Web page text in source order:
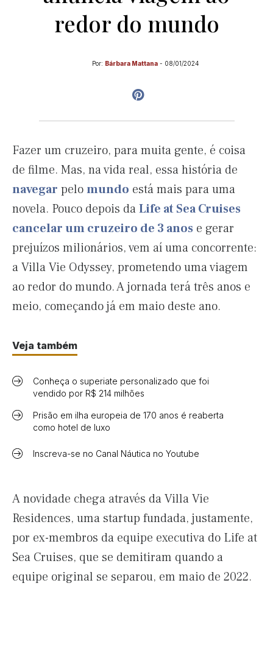
redor do mundo
Por: Bárbara Mattana - 08/01/2024
Fazer um cruzeiro, para muita gente, é coisa
de filme. Mas, na vida real, essa história de
navegar pelomundo está mais para uma
novela. Pouco depois daLife at Sea Cruises
cancelar um cruzeiro de 3 anos e gerar
prejuízos milionários, vem aí uma concorrente:
a Villa Vie Odyssey, prometendo uma viagem
ao redor do mundo. A jornada terá três anos e
meio, começando já em maio deste ano.
Veja também
Conheça o superiate personalizado que foi
vendido por R$ 214 milhões
Prisão em ilha europeia de 170 anos é reaberta
como hotel de luxo
Inscreva-se no Canal Náutica no Youtube
A novidade chega através da Villa Vie
Residences, uma startup fundada, justamente,
por ex-membros da equipe executiva do Life at
Sea Cruises, que se demitiram quando a
equipe original se separou, em maio de 2022.